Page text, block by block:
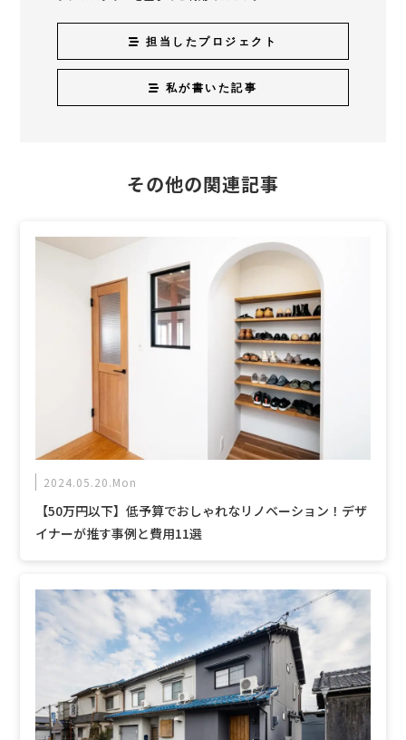
担当したプロジェクト
私が書いた記事
その他の関連記事
2024.05.20.Mon
【50万円以下】低予算でおしゃれなリノベーション！デザ
イナーが推す事例と費用11選